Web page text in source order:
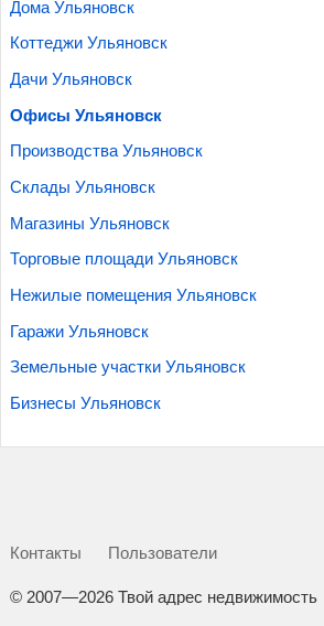
Дома Ульяновск
Коттеджи Ульяновск
Дачи Ульяновск
Офисы Ульяновск
Производства Ульяновск
Склады Ульяновск
Магазины Ульяновск
Торговые площади Ульяновск
Нежилые помещения Ульяновск
Гаражи Ульяновск
Земельные участки Ульяновск
Бизнесы Ульяновск
Контакты Пользователи
© 2007—2026 Твой адрес недвижимость